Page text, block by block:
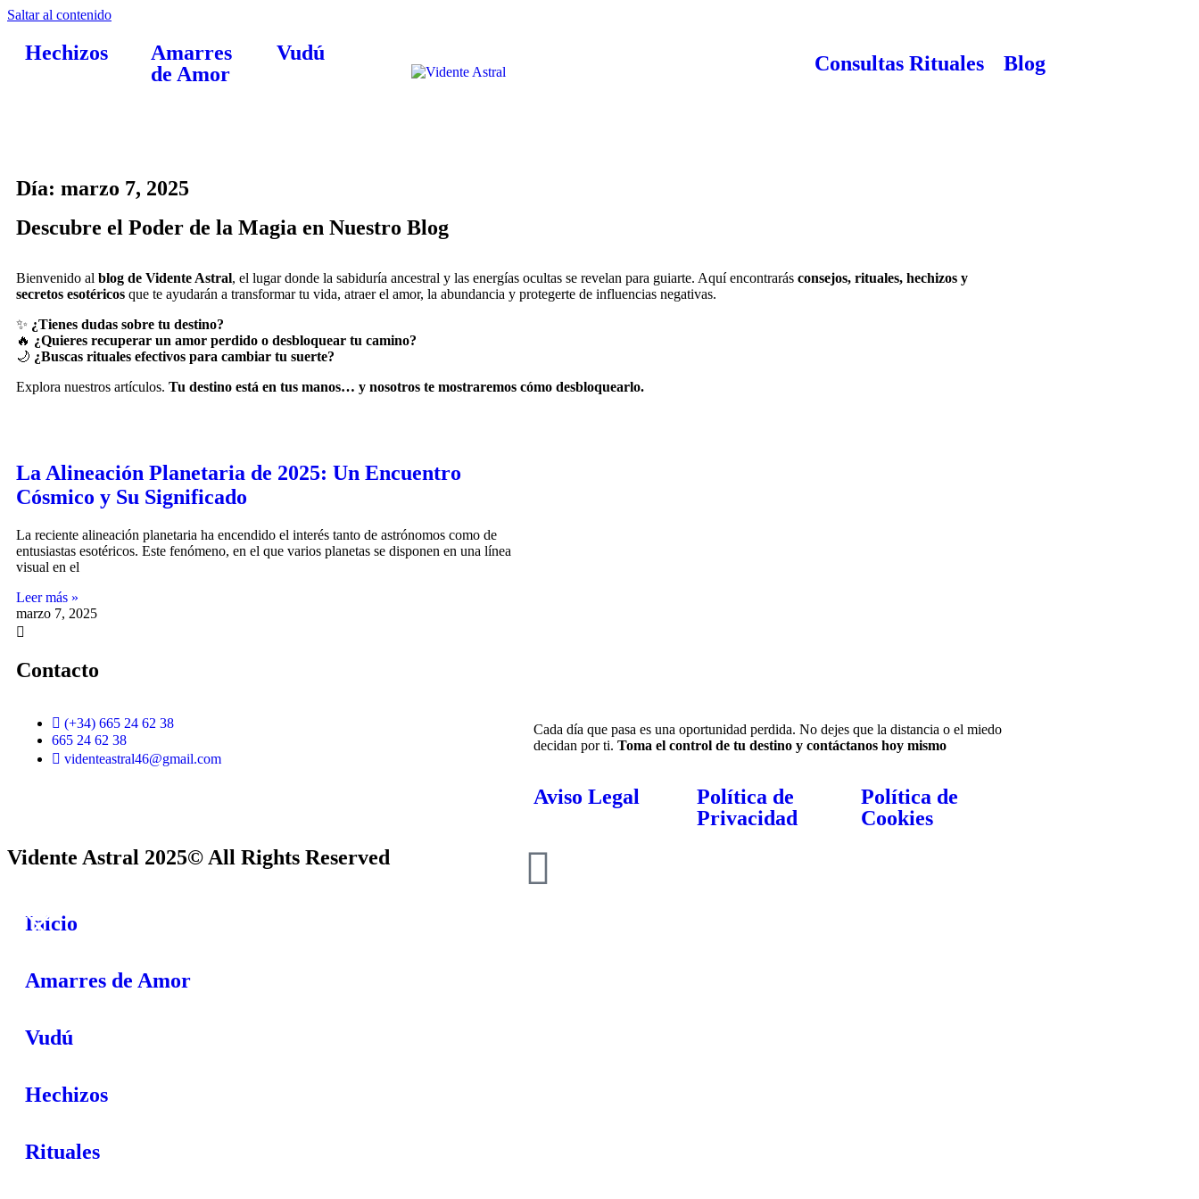
Saltar al contenido
Hechizos
Amarres
de Amor
Vudú Consultas Rituales Blog
Día: marzo 7, 2025
Descubre el Poder de la Magia en Nuestro Blog
Bienvenido al blog de Vidente Astral, el lugar donde la sabiduría ancestral y las energías ocultas se revelan para guiarte. Aquí encontrarás consejos, rituales, hechizos y
secretos esotéricos que te ayudarán a transformar tu vida, atraer el amor, la abundancia y protegerte de influencias negativas.
✨ ¿Tienes dudas sobre tu destino?
🔥 ¿Quieres recuperar un amor perdido o desbloquear tu camino?
🌙 ¿Buscas rituales efectivos para cambiar tu suerte?
Explora nuestros artículos. Tu destino está en tus manos… y nosotros te mostraremos cómo desbloquearlo.
La Alineación Planetaria de 2025: Un Encuentro
Cósmico y Su Significado
La reciente alineación planetaria ha encendido el interés tanto de astrónomos como de
entusiastas esotéricos. Este fenómeno, en el que varios planetas se disponen en una línea
visual en el
Leer más »
marzo 7, 2025
Contacto
(+34) 665 24 62 38
665 24 62 38
videnteastral46@gmail.com
Cada día que pasa es una oportunidad perdida. No dejes que la distancia o el miedo
decidan por ti. Toma el control de tu destino y contáctanos hoy mismo
Aviso Legal
Política de
Privacidad
Política de
Cookies
Vidente Astral 2025© All Rights Reserved
Inicio
Amarres de Amor
Vudú
Hechizos
Rituales